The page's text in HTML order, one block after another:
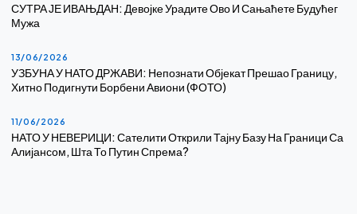
СУТРА ЈЕ ИВАЊДАН: Девојке Урадите Ово И Сањаћете Будућег
Мужа
13/06/2026
УЗБУНА У НАТО ДРЖАВИ: Непознати Објекат Прешао Границу,
Хитно Подигнути Борбени Авиони (ФОТО)
11/06/2026
НАТО У НЕВЕРИЦИ: Сателити Открили Тајну Базу На Граници Са
Алијансом, Шта То Путин Спрема?